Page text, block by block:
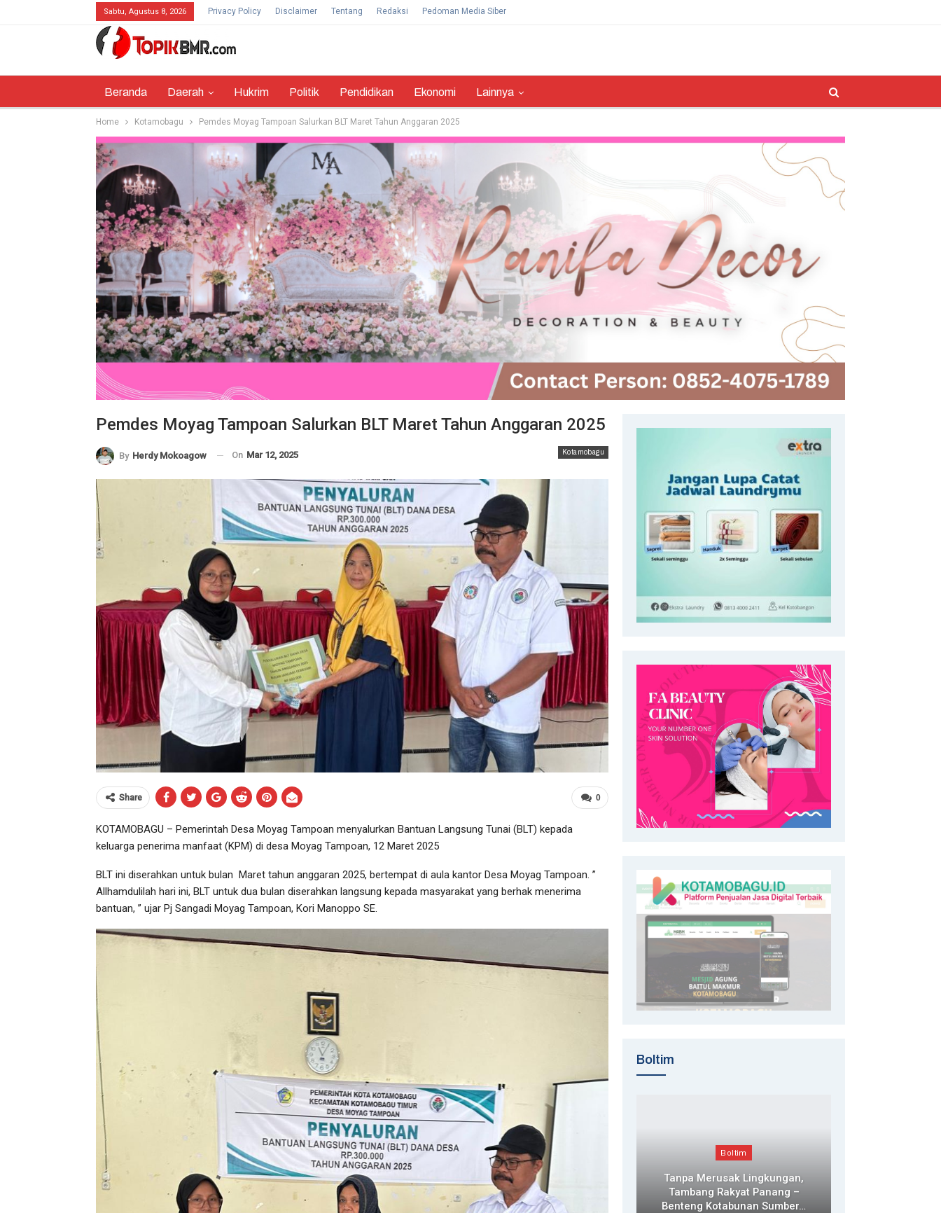
Sabtu, Agustus 8, 2026 Privacy Policy Disclaimer Tentang Redaksi Pedoman Media Siber
Beranda Daerah Hukrim Politik Pendidikan Ekonomi Lainnya
Home Kotamobagu Pemdes Moyag Tampoan Salurkan BLT Maret Tahun Anggaran 2025
Pemdes Moyag Tampoan Salurkan BLT Maret Tahun Anggaran 2025
Kotamobagu
By Herdy Mokoagow On Mar 12, 2025
0
Share
KOTAMOBAGU – Pemerintah Desa Moyag Tampoan menyalurkan Bantuan Langsung Tunai (BLT) kepada
keluarga penerima manfaat (KPM) di desa Moyag Tampoan, 12 Maret 2025
BLT ini diserahkan untuk bulan Maret tahun anggaran 2025, bertempat di aula kantor Desa Moyag Tampoan. ”
Allhamdulilah hari ini, BLT untuk dua bulan diserahkan langsung kepada masyarakat yang berhak menerima
bantuan, ” ujar Pj Sangadi Moyag Tampoan, Kori Manoppo SE.
Boltim
Boltim
Tanpa Merusak Lingkungan,
Tambang Rakyat Panang –
Benteng Kotabunan Sumber…